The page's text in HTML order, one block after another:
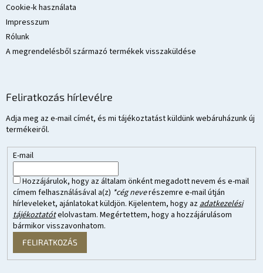
Cookie-k használata
Impresszum
Rólunk
A megrendelésből származó termékek visszaküldése
Feliratkozás hírlevélre
Adja meg az e-mail címét, és mi tájékoztatást küldünk webáruházunk új
termékeiről.
E-mail
Hozzájárulok, hogy az általam önként megadott nevem és e-mail
címem felhasználásával a(z) *cég neverészemre e-mail útján
hírleveleket, ajánlatokat küldjön. Kijelentem, hogy azadatkezelési
tájékoztatótelolvastam. Megértettem, hogy a hozzájárulásom
bármikor visszavonhatom.
FELIRATKOZÁS